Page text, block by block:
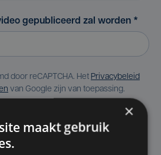
gepubliceerd zal worden *
door reCAPTCHA. Het Privacybeleid
van Google zijn van toepassing.
×
maakt gebruik